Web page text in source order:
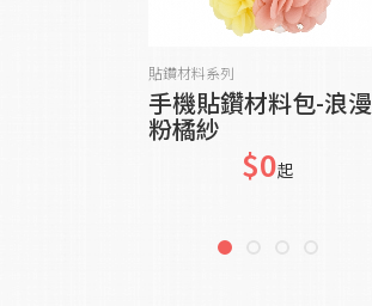
貼鑽材料系列
手機貼鑽材料包-浪漫
粉橘紗
$0起